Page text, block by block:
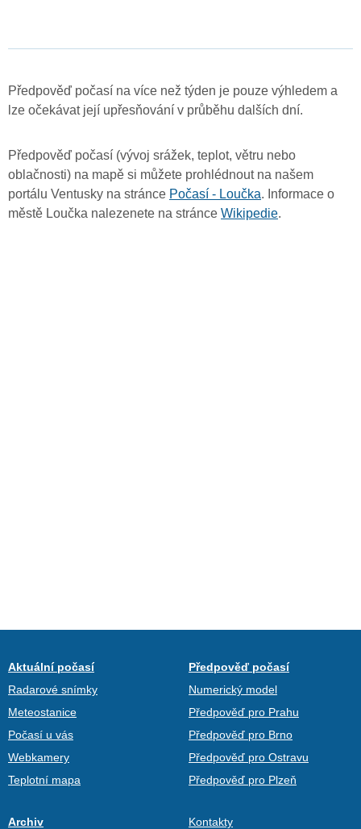
Předpověď počasí na více než týden je pouze výhledem a
lze očekávat její upřesňování v průběhu dalších dní.
Předpověď počasí (vývoj srážek, teplot, větru nebo
oblačnosti) na mapě si můžete prohlédnout na našem
portálu Ventusky na stránce Počasí - Loučka. Informace o
městě Loučka nalezenete na stránce Wikipedie.
Aktuální počasí
Radarové snímky
Meteostanice
Počasí u vás
Webkamery
Teplotní mapa
Předpověď počasí
Numerický model
Předpověď pro Prahu
Předpověď pro Brno
Předpověď pro Ostravu
Předpověď pro Plzeň
Archiv Kontakty